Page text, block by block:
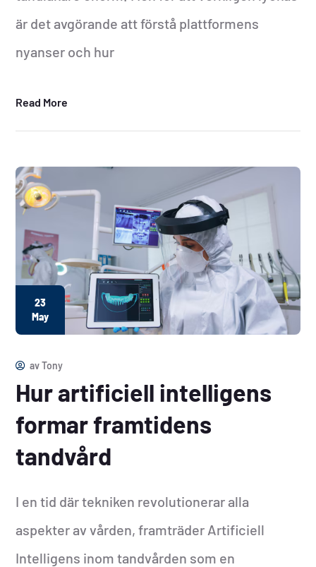
är det avgörande att förstå plattformens
nyanser och hur
Read More
23
May
avTony
Hur artificiell intelligens
formar framtidens
tandvård
I en tid där tekniken revolutionerar alla
aspekter av vården, framträder Artificiell
Intelligens inom tandvården som en